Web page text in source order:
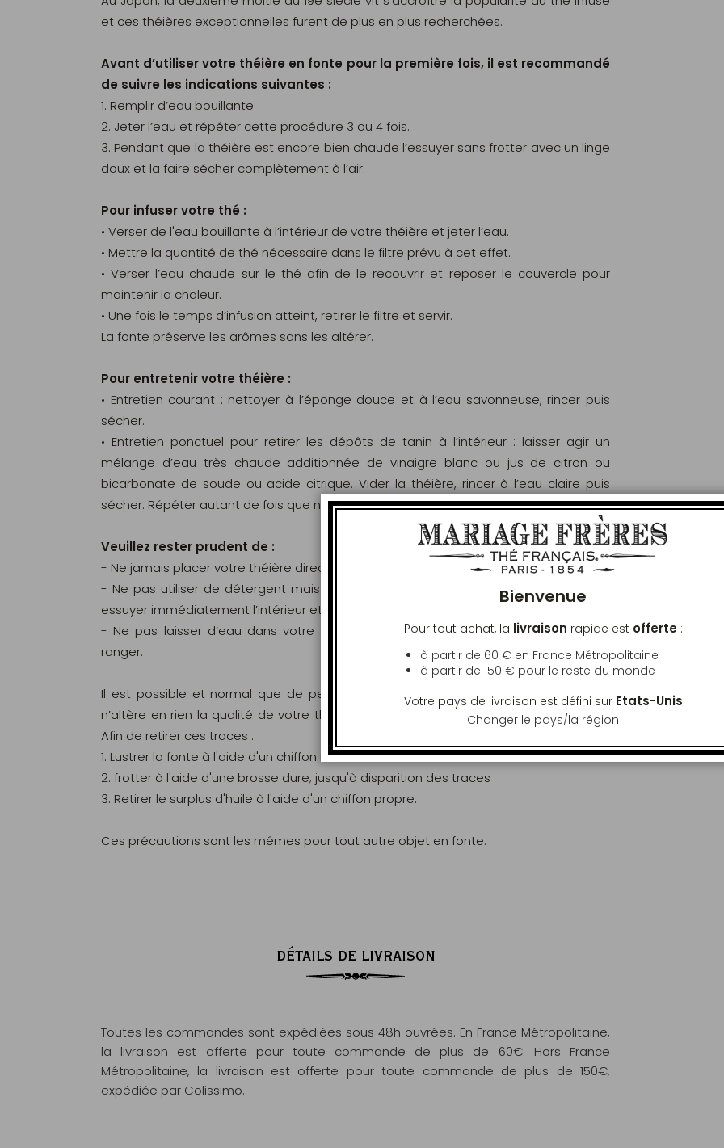
et ces théières exceptionnelles furent de plus en plus recherchées.
Avant d’utiliser votre théière en fonte pour la première fois, il est recommandé
de suivre les indications suivantes :
1. Remplir d’eau bouillante
2. Jeter l’eau et répéter cette procédure 3 ou 4 fois.
3. Pendant que la théière est encore bien chaude l’essuyer sans frotter avec un linge
doux et la faire sécher complètement à l’air.
Pour infuser votre thé :
• Verser de l'eau bouillante à l’intérieur de votre théière et jeter l’eau.
• Mettre la quantité de thé nécessaire dans le filtre prévu à cet effet.
• Verser l’eau chaude sur le thé afin de le recouvrir et reposer le couvercle pour
maintenir la chaleur.
• Une fois le temps d’infusion atteint, retirer le filtre et servir.
La fonte préserve les arômes sans les altérer.
Pour entretenir votre théière :
• Entretien courant : nettoyer à l’éponge douce et à l’eau savonneuse, rincer puis
sécher.
• Entretien ponctuel pour retirer les dépôts de tanin à l’intérieur : laisser agir un
mélange d’eau très chaude additionnée de vinaigre blanc ou jus de citron ou
bicarbonate de soude ou acide citrique. Vider la théière, rincer à l’eau claire puis
sécher. Répéter autant de fois que nécessaire.
Veuillez rester prudent de :
- Ne jamais placer votre théière directement sur une source de chaleur.
- Ne pas utiliser de détergent mais rincer simplement l’intérieur à l’eau chaude, et
essuyer immédiatement l’intérieur et l’extérieur.
- Ne pas laisser d’eau dans votre théière et la sécher parfaitement avant de la
ranger.
Il est possible et normal que de petits points de rouille puissent apparaître. Ceci
n’altère en rien la qualité de votre théière et est au contraire un signe de tradition.
Afin de retirer ces traces :
1. Lustrer la fonte à l'aide d'un chiffon imbibé d'huile neutre
2. frotter à l'aide d'une brosse dure; jusqu'à disparition des traces
3. Retirer le surplus d'huile à l'aide d'un chiffon propre.
Ces précautions sont les mêmes pour tout autre objet en fonte.
DÉTAILS DE LIVRAISON
Toutes les commandes sont expédiées sous 48h ouvrées. En France Métropolitaine,
la livraison est offerte pour toute commande de plus de 60€. Hors France
Métropolitaine, la livraison est offerte pour toute commande de plus de 150€,
expédiée par Colissimo.
Bienvenue
Pour tout achat, la livraison rapide est offerte:
à partir de 60 € en France Métropolitaine
à partir de 150 € pour le reste du monde
Votre pays de livraison est défini sur Etats-Unis
Changer le pays/la région